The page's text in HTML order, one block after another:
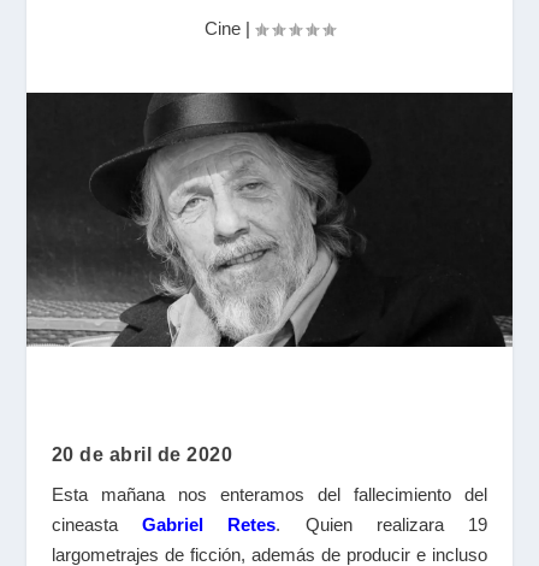
Cine |
20 de abril de 2020
Esta mañana nos enteramos del fallecimiento del
cineasta Gabriel Retes. Quien realizara 19
largometrajes de ficción, además de producir e incluso